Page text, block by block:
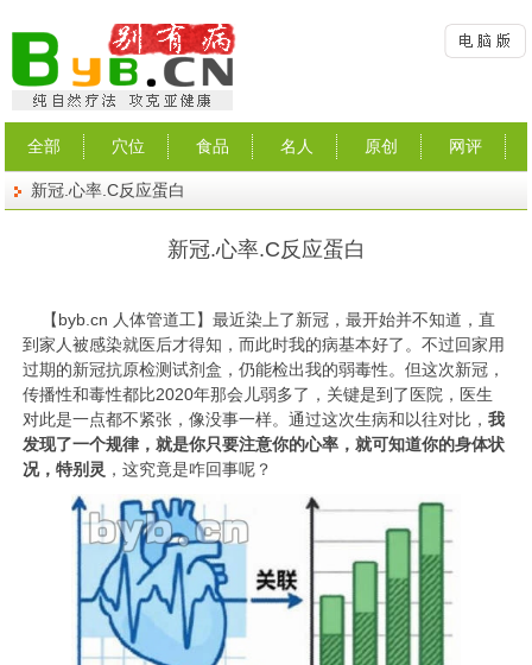
全部 穴位 食品 名人 原创 网评
新冠.心率.C反应蛋白
新冠.心率.C反应蛋白
【byb.cn 人体管道工】最近染上了新冠，最开始并不知道，直
到家人被感染就医后才得知，而此时我的病基本好了。不过回家用
过期的新冠抗原检测试剂盒，仍能检出我的弱毒性。但这次新冠，
传播性和毒性都比2020年那会儿弱多了，关键是到了医院，医生
对此是一点都不紧张，像没事一样。通过这次生病和以往对比，我
发现了一个规律，就是你只要注意你的心率，就可知道你的身体状
况，特别灵 ，这究竟是咋回事呢？